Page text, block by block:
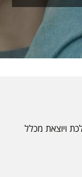
ויוצאת מכלל